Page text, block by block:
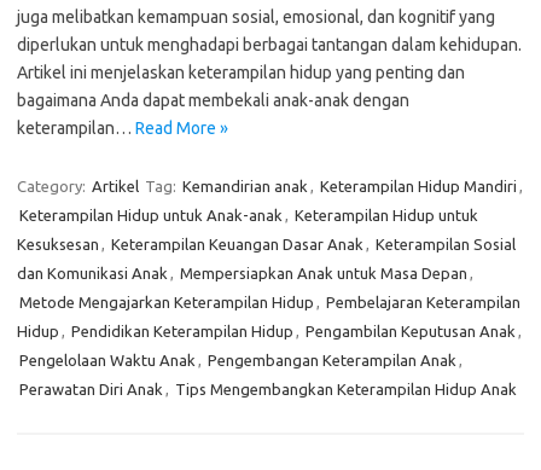
juga melibatkan kemampuan sosial, emosional, dan kognitif yang
diperlukan untuk menghadapi berbagai tantangan dalam kehidupan.
Artikel ini menjelaskan keterampilan hidup yang penting dan
bagaimana Anda dapat membekali anak-anak dengan
keterampilan… Read More »
Category: Artikel Tag: Kemandirian anak , Keterampilan Hidup Mandiri ,
Keterampilan Hidup untuk Anak-anak , Keterampilan Hidup untuk
Kesuksesan , Keterampilan Keuangan Dasar Anak , Keterampilan Sosial
dan Komunikasi Anak , Mempersiapkan Anak untuk Masa Depan ,
Metode Mengajarkan Keterampilan Hidup , Pembelajaran Keterampilan
Hidup , Pendidikan Keterampilan Hidup , Pengambilan Keputusan Anak ,
Pengelolaan Waktu Anak , Pengembangan Keterampilan Anak ,
Perawatan Diri Anak , Tips Mengembangkan Keterampilan Hidup Anak